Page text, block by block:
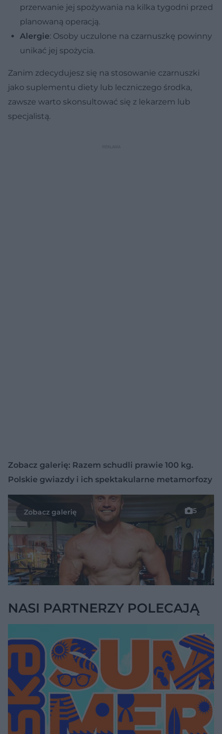
przerwanie jej spożywania na kilka tygodni przed
planowaną operacją.
Alergie: Osoby uczulone na czarnuszkę powinny
unikać jej spożycia.
Zanim zdecydujesz się na stosowanie czarnuszki
jako suplementu diety lub leczniczego środka,
zawsze warto skonsultować się z lekarzem lub
specjalistą.
Zobacz galerię: Razem schudli prawie 100 kg.
Polskie gwiazdy i ich spektakularne metamorfozy
5
NASI PARTNERZY POLECAJĄ